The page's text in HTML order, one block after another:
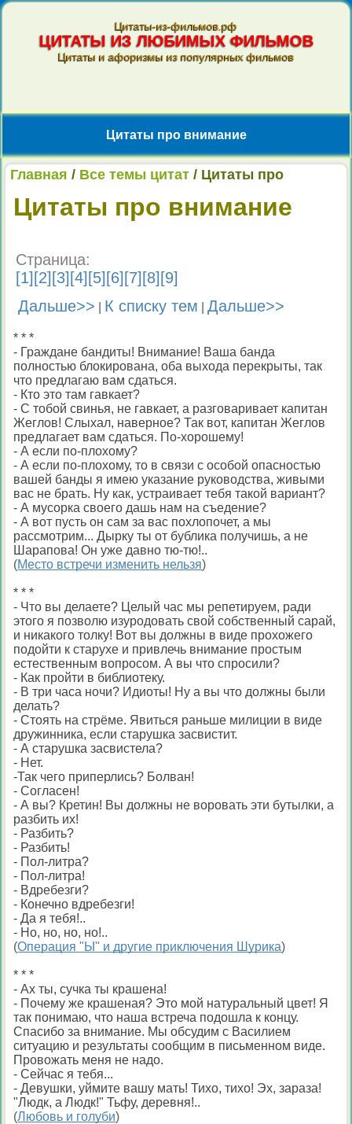
Цитаты-из-фильмов.рф
ЦИТАТЫ ИЗ ЛЮБИМЫХ ФИЛЬМОВ
Цитаты и афоризмы из популярных фильмов
Цитаты про внимание
Главная / Все темы цитат / Цитаты про
Цитаты про внимание
Страница:
[1][2][3][4][5][6][7][8][9]
Дальше>>
К списку тем |Дальше>>
* * *
- Граждане бандиты! Внимание! Ваша банда
полностью блокирована, оба выхода перекрыты, так
что предлагаю вам сдаться.
- Кто это там гавкает?
- С тобой свинья, не гавкает, а разговаривает капитан
Жеглов! Слыхал, наверное? Так вот, капитан Жеглов
предлагает вам сдаться. По-хорошему!
- А если по-плохому?
- А если по-плохому, то в связи с особой опасностью
вашей банды я имею указание руководства, живыми
вас не брать. Ну как, устраивает тебя такой вариант?
- А мусорка своего дашь нам на съедение?
- А вот пусть он сам за вас похлопочет, а мы
рассмотрим... Дырку ты от бублика получишь, а не
Шарапова! Он уже давно тю-тю!..
(Место встречи изменить нельзя)
* * *
- Что вы делаете? Целый час мы репетируем, ради
этого я позволю изуродовать свой собственный сарай,
и никакого толку! Вот вы должны в виде прохожего
подойти к старухе и привлечь внимание простым
естественным вопросом. А вы что спросили?
- Как пройти в библиотеку.
- В три часа ночи? Идиоты! Ну а вы что должны были
делать?
- Стоять на стрёме. Явиться раньше милиции в виде
дружинника, если старушка засвистит.
- А старушка засвистела?
- Нет.
-Так чего приперлись? Болван!
- Согласен!
- А вы? Кретин! Вы должны не воровать эти бутылки, а
разбить их!
- Разбить?
- Разбить!
- Пол-литра?
- Пол-литра!
- Вдребезги?
- Конечно вдребезги!
- Да я тебя!..
- Но, но, но, но!..
(Операция "Ы" и другие приключения Шурика)
* * *
- Ах ты, сучка ты крашена!
- Почему же крашеная? Это мой натуральный цвет! Я
так понимаю, что наша встреча подошла к концу.
Спасибо за внимание. Мы обсудим с Василием
ситуацию и результаты сообщим в письменном виде.
Провожать меня не надо.
- Сейчас я тебя...
- Девушки, уймите вашу мать! Тихо, тихо! Эх, зараза!
"Людк, а Людк!" Тьфу, деревня!..
(Любовь и голуби)